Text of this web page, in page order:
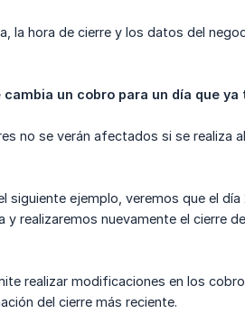
la hora de cierre y los datos del
cambia un cobro para un día que
no se verán afectados si se realiza
siguiente ejemplo, veremos que el
y realizaremos nuevamente el cierre
realizar modificaciones en los
del cierre más reciente.